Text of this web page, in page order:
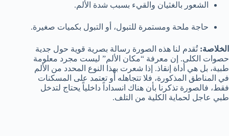
الشعور بالغثيان والقيء بسبب شدة الألم.
حاجة ملحة ومستمرة للتبول، أو التبول بكميات صغيرة.
الخلاصة: تُقدم لنا هذه الصورة رسالة بصرية قوية حول جدية
حصوات الكلى. إن معرفة “مكان الألم” ليست مجرد معلومة
طبية، بل هي أداة إنقاذ. إذا شعرت بهذا النوع المحدد من الألم
في المناطق المذكورة، فلا تتجاهله أو تعتمد على المسكنات
فقط، فالصورة تذكرنا بأن هناك انسداداً داخلياً يحتاج لتدخل
طبي عاجل لحماية الكلية من التلف.